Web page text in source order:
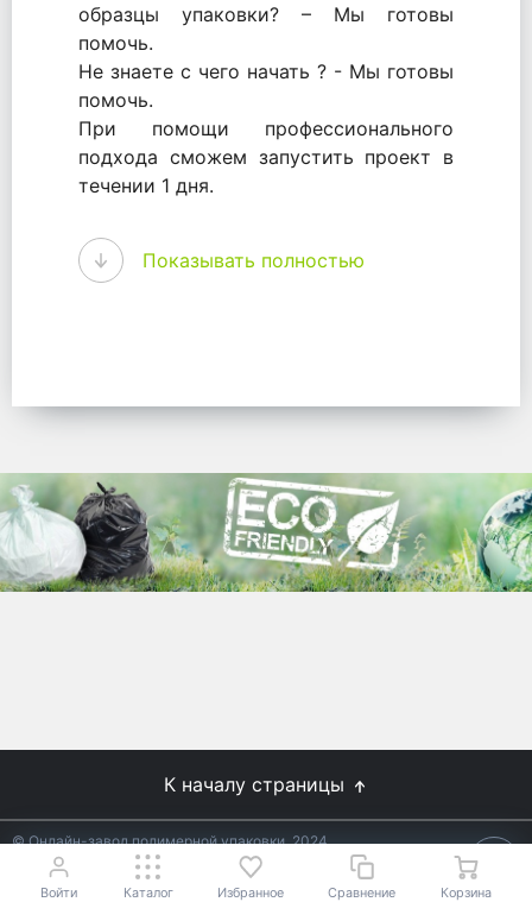
образцы упаковки? – Мы готовы
помочь.
Не знаете с чего начать ? - Мы готовы
помочь.
При помощи профессионального
подхода сможем запустить проект в
течении 1 дня.
WhitePack - перерабатываем пластик.
Мы принимали самое активное
участие в становлении этого рынка в
упаковке, и сегодня мы перешли в
Используйте готовые решения от
лидеров отрасли.
WhitePack
8 (495) 204-18-49
Показывать полностью
К началу страницы
© Онлайн-завод полимерной упаковки, 2024
Не является публичной офертой.Условия уточняйте у
менеджеров.
Войти Каталог Избранное Сравнение Корзина